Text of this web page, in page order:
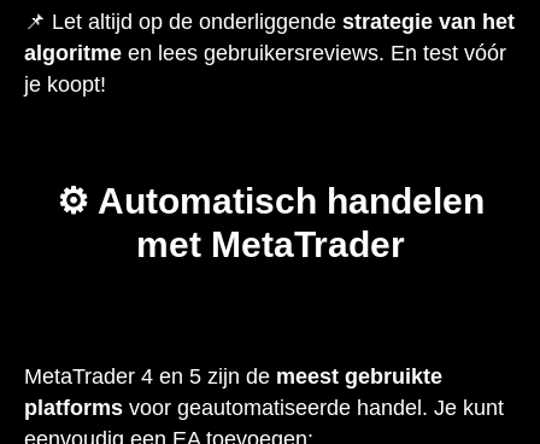
📌 Let altijd op de onderliggende strategie van het
algoritme en lees gebruikersreviews. En test vóór
je koopt!
⚙️ Automatisch handelen
met MetaTrader
MetaTrader 4 en 5 zijn de meest gebruikte
platforms voor geautomatiseerde handel. Je kunt
eenvoudig een EA toevoegen: